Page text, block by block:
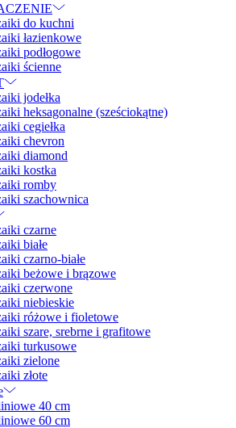
do kuchni
łazienkowe
podłogowe
ścienne
jodełka
heksagonalne (sześciokątne)
cegiełka
chevron
diamond
kostka
romby
szachownica
czarne
białe
czarno-białe
beżowe i brązowe
czerwone
niebieskie
różowe i fioletowe
szare, srebrne i grafitowe
turkusowe
zielone
złote
40 cm
60 cm